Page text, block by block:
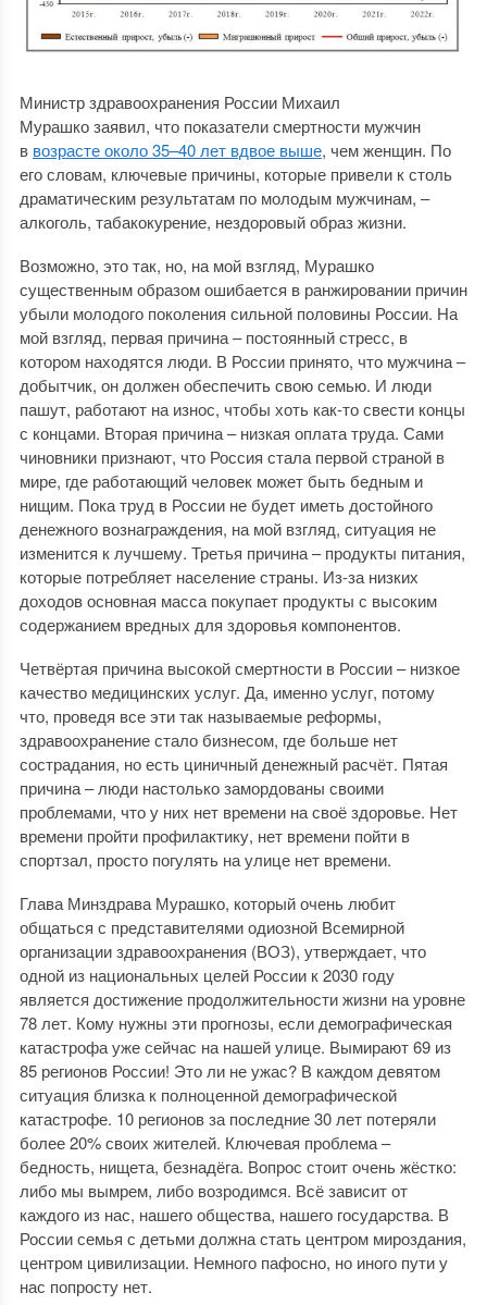
Министр здравоохранения России Михаил
Мурашко заявил, что показатели смертности мужчин
в возрасте около 35–40 лет вдвое выше, чем женщин. По
его словам, ключевые причины, которые привели к столь
драматическим результатам по молодым мужчинам, –
алкоголь, табакокурение, нездоровый образ жизни.
Возможно, это так, но, на мой взгляд, Мурашко
существенным образом ошибается в ранжировании причин
убыли молодого поколения сильной половины России. На
мой взгляд, первая причина – постоянный стресс, в
котором находятся люди. В России принято, что мужчина –
добытчик, он должен обеспечить свою семью. И люди
пашут, работают на износ, чтобы хоть как-то свести концы
с концами. Вторая причина – низкая оплата труда. Сами
чиновники признают, что Россия стала первой страной в
мире, где работающий человек может быть бедным и
нищим. Пока труд в России не будет иметь достойного
денежного вознаграждения, на мой взгляд, ситуация не
изменится к лучшему. Третья причина – продукты питания,
которые потребляет население страны. Из-за низких
доходов основная масса покупает продукты с высоким
содержанием вредных для здоровья компонентов.
Четвёртая причина высокой смертности в России – низкое
качество медицинских услуг. Да, именно услуг, потому
что, проведя все эти так называемые реформы,
здравоохранение стало бизнесом, где больше нет
сострадания, но есть циничный денежный расчёт. Пятая
причина – люди настолько замордованы своими
проблемами, что у них нет времени на своё здоровье. Нет
времени пройти профилактику, нет времени пойти в
спортзал, просто погулять на улице нет времени.
Глава Минздрава Мурашко, который очень любит
общаться с представителями одиозной Всемирной
организации здравоохранения (ВОЗ), утверждает, что
одной из национальных целей России к 2030 году
является достижение продолжительности жизни на уровне
78 лет. Кому нужны эти прогнозы, если демографическая
катастрофа уже сейчас на нашей улице. Вымирают 69 из
85 регионов России! Это ли не ужас? В каждом девятом
ситуация близка к полноценной демографической
катастрофе. 10 регионов за последние 30 лет потеряли
более 20% своих жителей. Ключевая проблема –
бедность, нищета, безнадёга. Вопрос стоит очень жёстко:
либо мы вымрем, либо возродимся. Всё зависит от
каждого из нас, нашего общества, нашего государства. В
России семья с детьми должна стать центром мироздания,
центром цивилизации. Немного пафосно, но иного пути у
нас попросту нет.